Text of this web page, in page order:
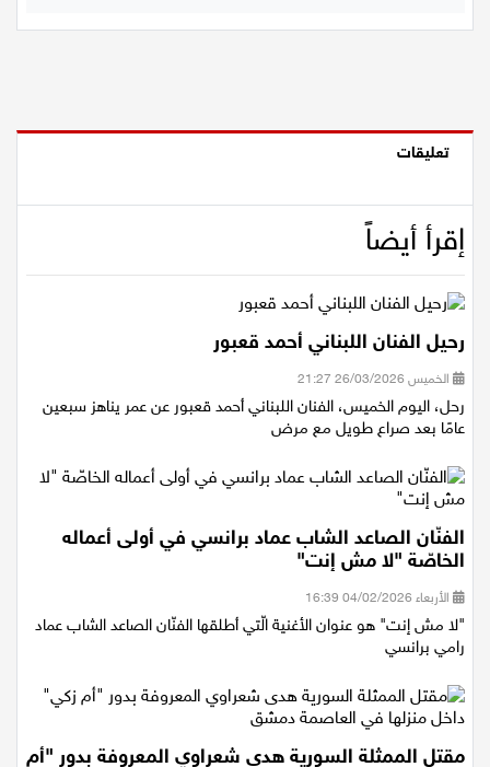
تعليقات
إقرأ أيضاً
رحيل الفنان اللبناني أحمد قعبور
الخميس 26/03/2026 21:27
رحل، اليوم الخميس، الفنان اللبناني أحمد قعبور عن عمر يناهز سبعين
عامًا بعد صراع طويل مع مرض
الفنّان الصاعد الشاب عماد برانسي في أولى أعماله
الخاصّة "لا مش إنت"
الأربعاء 04/02/2026 16:39
"لا مش إنت" هو عنوان الأغنية الّتي أطلقها الفنّان الصاعد الشاب عماد
رامي برانسي
مقتل الممثلة السورية هدى شعراوي المعروفة بدور "أم